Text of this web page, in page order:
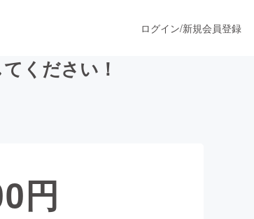
ファッション
ログイン/新規会員登録
ください！
円